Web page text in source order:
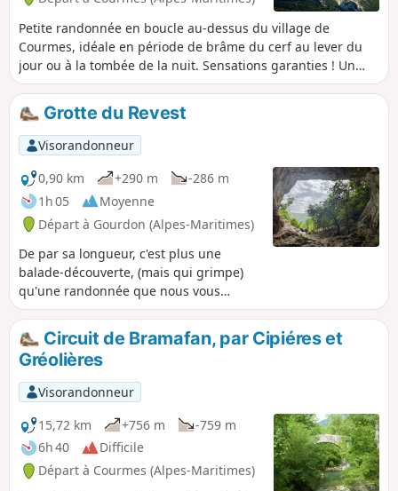
Petite randonnée en boucle au-dessus du village de
Courmes, idéale en période de brâme du cerf au lever du
jour ou à la tombée de la nuit. Sensations garanties ! Un
bref passage sur la plateau Saint-Barnabé permet de
bénéficier d'une belle vue sur le massif du Cheiron au Nord
et le village de Gourdon surplombant les Gorges du Loup
au Sud.
Grotte du Revest
Visorandonneur
0,90 km
+290 m
-286 m
1h 05
Moyenne
Départ à Gourdon (Alpes-Maritimes)
De par sa longueur, c'est plus une
balade-découverte, (mais qui grimpe)
qu'une randonnée que nous vous
proposons. Juste le plaisir de découvrir
l'entrée d'une belle cavité naturelle qui
s'ouvre au fond d'un cirque de falaises.
Circuit de Bramafan, par Cipiéres et
Gréolières
Visorandonneur
15,72 km
+756 m
-759 m
6h 40
Difficile
Départ à Courmes (Alpes-Maritimes)